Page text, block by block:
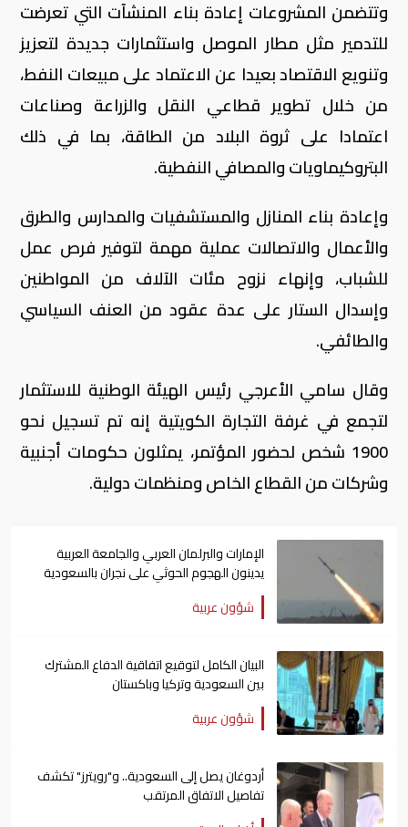
وتتضمن المشروعات إعادة بناء المنشآت التي تعرضت
للتدمير مثل مطار الموصل واستثمارات جديدة لتعزيز
وتنويع الاقتصاد بعيدا عن الاعتماد على مبيعات النفط،
من خلال تطوير قطاعي النقل والزراعة وصناعات
اعتمادا على ثروة البلاد من الطاقة، بما في ذلك
البتروكيماويات والمصافي النفطية.
وإعادة بناء المنازل والمستشفيات والمدارس والطرق
والأعمال والاتصالات عملية مهمة لتوفير فرص عمل
للشباب، وإنهاء نزوح مئات الآلاف من المواطنين
وإسدال الستار على عدة عقود من العنف السياسي
والطائفي.
وقال سامي الأعرجي رئيس الهيئة الوطنية للاستثمار
لتجمع في غرفة التجارة الكويتية إنه تم تسجيل نحو
1900 شخص لحضور المؤتمر، يمثلون حكومات أجنبية
وشركات من القطاع الخاص ومنظمات دولية.
الإمارات والبرلمان العربي والجامعة العربية
يدينون الهجوم الحوثي على نجران بالسعودية
شؤون عربية
البيان الكامل لتوقيع اتفاقية الدفاع المشترك
بين السعودية وتركيا وباكستان
شؤون عربية
أردوغان يصل إلى السعودية.. و"رويترز" تكشف
تفاصيل الاتفاق المرتقب